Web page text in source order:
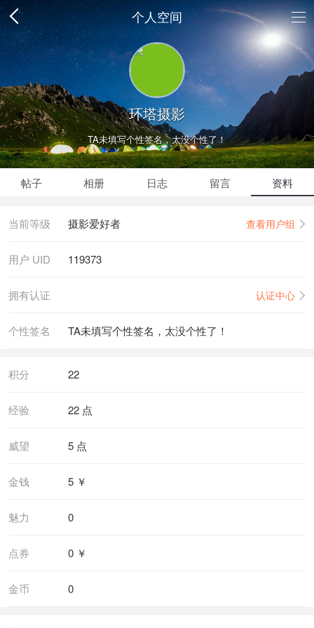
个人空间
环塔摄影
TA未填写个性签名，太没个性了！
帖子 相册 日志 留言 资料
当前等级 摄影爱好者 查看用户组
用户 UID 119373
拥有认证 认证中心
个性签名 TA未填写个性签名，太没个性了！
积分 22
经验 22 点
威望 5 点
金钱 5 ￥
魅力 0
点券 0 ￥
金币 0